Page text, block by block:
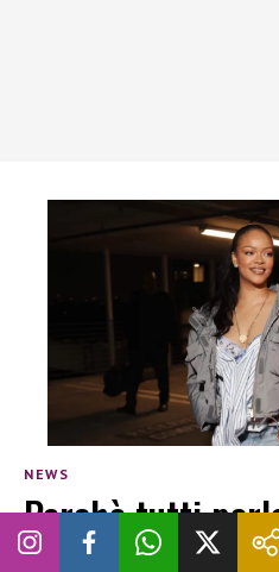
NEWS
Perchè tutti
di Rihanna al